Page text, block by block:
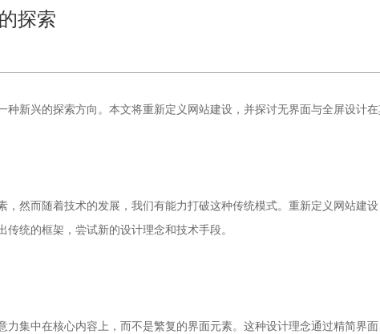
探索
种新兴的探索方向。本文将重新定义 网站建设 ，并探讨无界面与全屏设计
然而随着技术的发展，我们有能力打破这种传统模式。重新定义网站建
统的框架，尝试新的设计理念和技术手段。
集中在核心内容上，而不是繁复的界面元素。这种设计理念通过精简界